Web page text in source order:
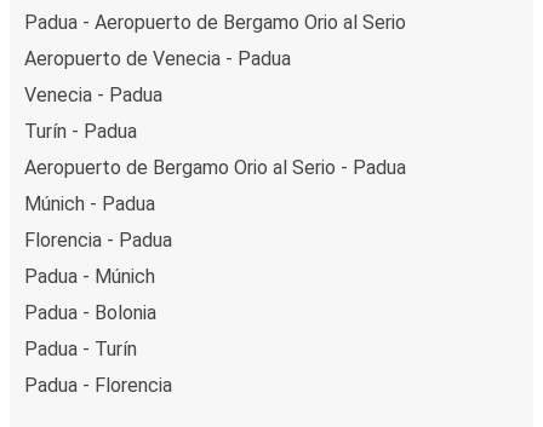
Padua - Aeropuerto de Bergamo Orio al Serio
Aeropuerto de Venecia - Padua
Venecia - Padua
Turín - Padua
Aeropuerto de Bergamo Orio al Serio - Padua
Múnich - Padua
Florencia - Padua
Padua - Múnich
Padua - Bolonia
Padua - Turín
Padua - Florencia